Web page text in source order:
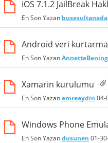
iOS 7.1.2 JailBreak
En Son Yazan busesultanada
Android veri
En Son YazanAnnetteBening
Xamarin kurulumu
En Son Yazanemreaydin 04-
Windows Phone
En Son Yazandusunen 01-